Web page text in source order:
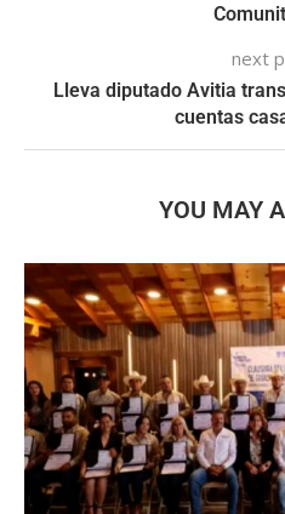
next
Lleva diputado Avitia
cuentas
YOU MAY